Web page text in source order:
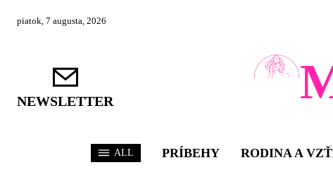
piatok, 7 augusta, 2026
NEWSLETTER
ALL PRÍBEHY RODINA A